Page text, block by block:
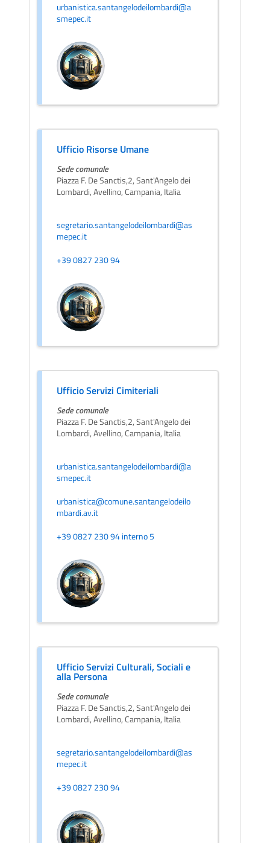
urbanistica.santangelodeilombardi@a
smepec.it
Ufficio Risorse Umane
Sede comunale
Piazza F. De Sanctis,2, Sant'Angelo dei
Lombardi, Avellino, Campania, Italia
segretario.santangelodeilombardi@as
mepec.it
+39 0827 230 94
Ufficio Servizi Cimiteriali
Sede comunale
Piazza F. De Sanctis,2, Sant'Angelo dei
Lombardi, Avellino, Campania, Italia
urbanistica.santangelodeilombardi@a
smepec.it
urbanistica@comune.santangelodeilo
mbardi.av.it
+39 0827 230 94 interno 5
Ufficio Servizi Culturali, Sociali e
alla Persona
Sede comunale
Piazza F. De Sanctis,2, Sant'Angelo dei
Lombardi, Avellino, Campania, Italia
segretario.santangelodeilombardi@as
mepec.it
+39 0827 230 94